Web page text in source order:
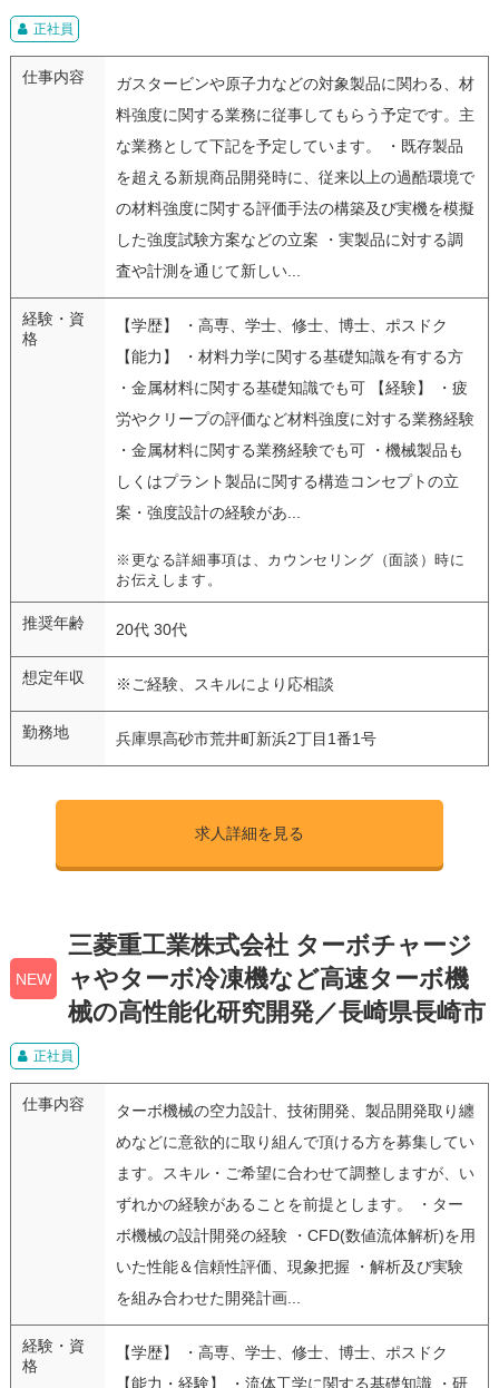
正社員
仕事内容
ガスタービンや原子力などの対象製品に関わる、材
料強度に関する業務に従事してもらう予定です。主
な業務として下記を予定しています。 ・既存製品
を超える新規商品開発時に、従来以上の過酷環境で
の材料強度に関する評価手法の構築及び実機を模擬
した強度試験方案などの立案 ・実製品に対する調
査や計測を通じて新しい...
経験・資
格
【学歴】 ・高専、学士、修士、博士、ポスドク
【能力】 ・材料力学に関する基礎知識を有する方
・金属材料に関する基礎知識でも可 【経験】 ・疲
労やクリープの評価など材料強度に対する業務経験
・金属材料に関する業務経験でも可 ・機械製品も
しくはプラント製品に関する構造コンセプトの立
案・強度設計の経験があ...
※更なる詳細事項は、カウンセリング（面談）時に
お伝えします。
推奨年齢 20代 30代
想定年収 ※ご経験、スキルにより応相談
勤務地 兵庫県高砂市荒井町新浜2丁目1番1号
求人詳細を見る
NEW
三菱重工業株式会社 ターボチャージ
ャやターボ冷凍機など高速ターボ機
械の高性能化研究開発／長崎県長崎市
正社員
仕事内容
ターボ機械の空力設計、技術開発、製品開発取り纏
めなどに意欲的に取り組んで頂ける方を募集してい
ます。スキル・ご希望に合わせて調整しますが、い
ずれかの経験があることを前提とします。 ・ター
ボ機械の設計開発の経験 ・CFD(数値流体解析)を用
いた性能＆信頼性評価、現象把握 ・解析及び実験
を組み合わせた開発計画...
経験・資
格
【学歴】 ・高専、学士、修士、博士、ポスドク
【能力・経験】 ・流体工学に関する基礎知識 ・研